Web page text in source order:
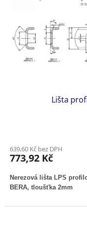
Lišta
639,60 Kč bez DPH
773,92 Kč
Nerezová lišta LPS
BERA, tloušťka 2mm